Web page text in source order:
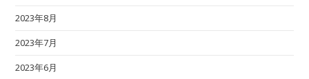
2023年8月
2023年7月
2023年6月